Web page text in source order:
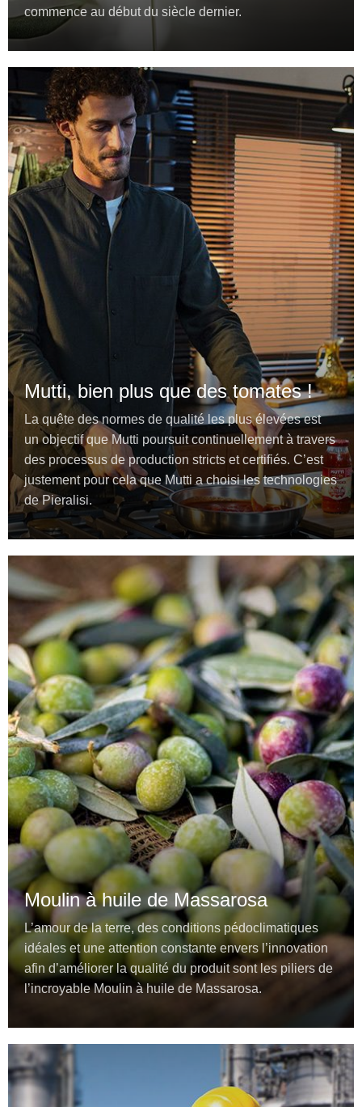
commence au début du siècle dernier.
Mutti, bien plus que des tomates !
La quête des normes de qualité les plus élevées est
un objectif que Mutti poursuit continuellement à travers
des processus de production stricts et certifiés. C’est
justement pour cela que Mutti a choisi les technologies
de Pieralisi.
Moulin à huile de Massarosa
L’amour de la terre, des conditions pédoclimatiques
idéales et une attention constante envers l’innovation
afin d’améliorer la qualité du produit sont les piliers de
l’incroyable Moulin à huile de Massarosa.